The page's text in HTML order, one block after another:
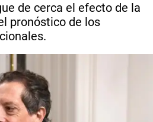
de cerca el efecto de la
pronóstico de los